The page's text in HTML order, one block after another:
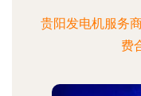
贵阳发电机服务
费